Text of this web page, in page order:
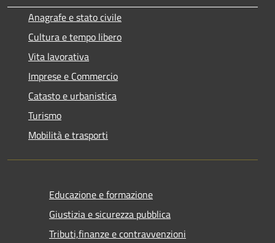
Anagrafe e stato civile
Cultura e tempo libero
Vita lavorativa
Imprese e Commercio
Catasto e urbanistica
Turismo
Mobilità e trasporti
Educazione e formazione
Giustizia e sicurezza pubblica
Tributi,finanze e contravvenzioni